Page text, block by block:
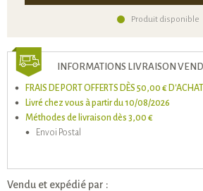
Produit disponible
INFORMATIONS LIVRAISON
FRAIS DE PORT OFFERTS DÈS 50,00 € D'ACHAT
Livré chez vous à partir du 10/08/2026
Méthodes de livraison dès 3,00 €
Envoi Postal
Vendu et expédié par :